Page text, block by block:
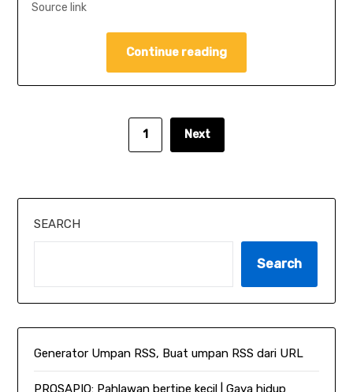
Source link
Continue reading
1 Next
SEARCH
Search
Generator Umpan RSS, Buat umpan RSS dari URL
PROSAPIO: Pahlawan bertipe kecil | Gaya hidup